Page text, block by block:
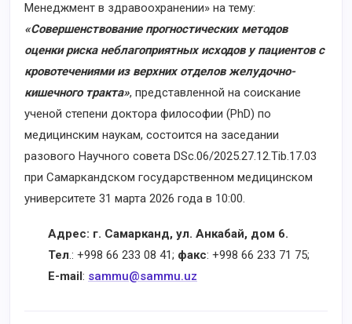
Менеджмент в здравоохранении» на тему:
«Совершенствование прогностических методов
оценки риска неблагоприятных исходов у пациентов с
кровотечениями из верхних отделов желудочно-
кишечного тракта», представленной на соискание
ученой степени доктора философии (PhD) по
медицинским наукам, состоится на заседании
разового Научного совета DSc.06/2025.27.12.Tib.17.03
при Самаркандском государственном медицинском
университете 31 марта 2026 года в 10:00.
Адрес: г. Самарканд, ул. Анкабай, дом 6.
Тел.: +998 66 233 08 41; факс: +998 66 233 71 75;
E-mail: sammu@sammu.uz